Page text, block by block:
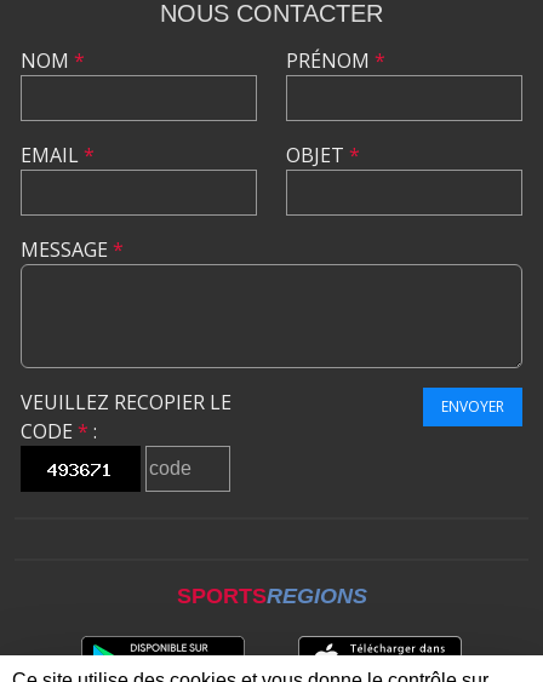
NOUS CONTACTER
NOM *
EMAIL*
PRÉNOM *
OBJET *
MESSAGE *
VEUILLEZ RECOPIER LE
CODE * :
ENVOYER
SPORTSREGIONS